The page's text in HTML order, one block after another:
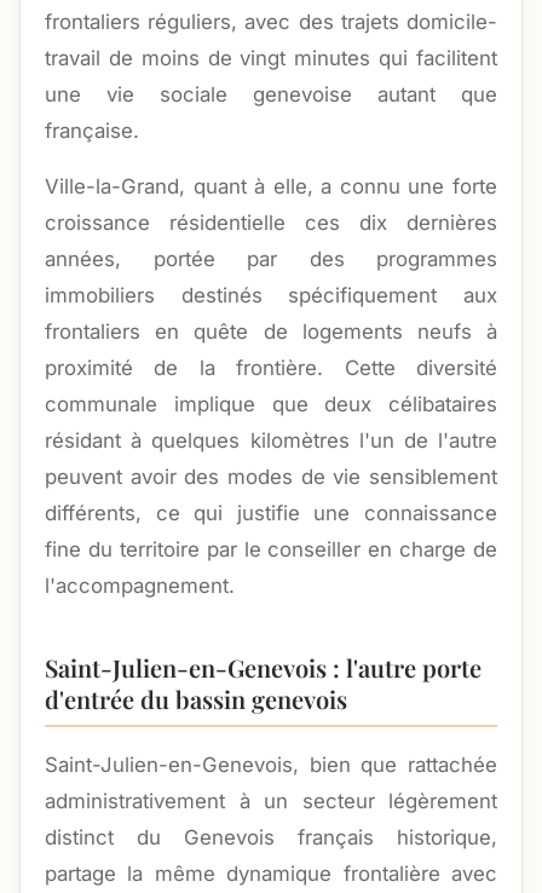
frontaliers réguliers, avec des trajets domicile-
travail de moins de vingt minutes qui facilitent
une vie sociale genevoise autant que
française.
Ville-la-Grand, quant à elle, a connu une forte
croissance résidentielle ces dix dernières
années, portée par des programmes
immobiliers destinés spécifiquement aux
frontaliers en quête de logements neufs à
proximité de la frontière. Cette diversité
communale implique que deux célibataires
résidant à quelques kilomètres l'un de l'autre
peuvent avoir des modes de vie sensiblement
différents, ce qui justifie une connaissance
fine du territoire par le conseiller en charge de
l'accompagnement.
Saint-Julien-en-Genevois : l'autre porte
d'entrée du bassin genevois
Saint-Julien-en-Genevois, bien que rattachée
administrativement à un secteur légèrement
distinct du Genevois français historique,
partage la même dynamique frontalière avec